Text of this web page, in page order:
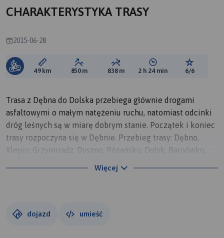
CHARAKTERYSTYKA TRASY
2015-06-28
Długość trasy:
49 km Suma przewyższeń:
850 m Suma spadków:
838 m Średni czas potrzebny
2 h 24 min Ocena
6/6
Trasa z Dębna do Dolska przebiega głównie drogami
asfaltowymi o małym natężeniu ruchu, natomiast odcinki
dróg leśnych są w miarę dobrym stanie. Początek i koniec
trasy rozpoczyna się w Dębnie. Przebieg trasy: Dębno,
Klepin, Grzymiradz, Dyszno, Różańsko, Dolsk, Barnówko,
Piękno przyrody i ciekawa historia to mocne atuty tej
Więcej
dojazd umieść